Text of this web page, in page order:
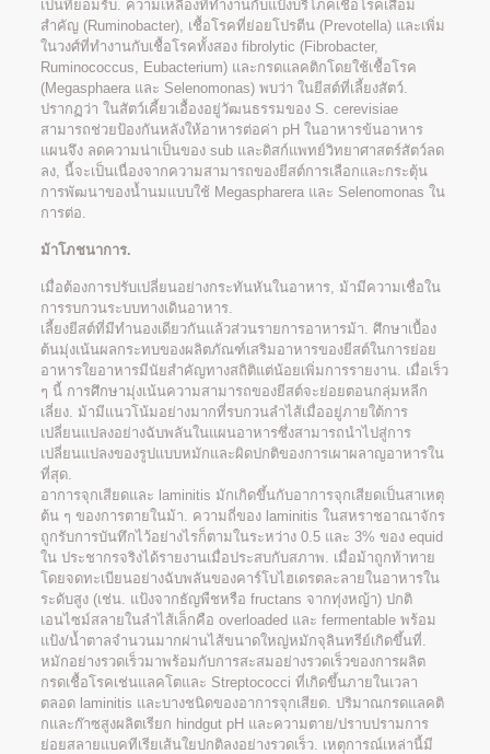
เป็นที่ยอมรับ. ความเหลืองที่ทำงานกับแป้งบริโภคเชื้อโรคเสื่อม
สำคัญ (Ruminobacter), เชื้อโรคที่ย่อยโปรตีน (Prevotella) และเพิ่ม
ในวงศ์ที่ทำงานกับเชื้อโรคทั้งสอง fibrolytic (Fibrobacter,
Ruminococcus, Eubacterium) และกรดแลคติกโดยใช้เชื้อโรค
(Megasphaera และ Selenomonas) พบว่า ในยีสต์ที่เลี้ยงสัตว์.
ปรากฏว่า ในสัตว์เคี้ยวเอื้องอยู่วัฒนธรรมของ S. cerevisiae
สามารถช่วยป้องกันหลังให้อาหารต่อค่า pH ในอาหารข้นอาหาร
แผนจึง ลดความน่าเป็นของ sub และดิสก์แพทย์วิทยาศาสตร์สัตว์ลด
ลง, นี้จะเป็นเนื่องจากความสามารถของยีสต์การเลือกและกระตุ้น
การพัฒนาของน้ำนมแบบใช้ Megaspharera และ Selenomonas ใน
การต่อ.
ม้าโภชนาการ.
เมื่อต้องการปรับเปลี่ยนอย่างกระทันหันในอาหาร, ม้ามีความเชื่อใน
การรบกวนระบบทางเดินอาหาร.
เลี้ยงยีสต์ที่มีทำนองเดียวกันแล้วส่วนรายการอาหารม้า. ศึกษาเบื้อง
ต้นมุ่งเน้นผลกระทบของผลิตภัณฑ์เสริมอาหารของยีสต์ในการย่อย
อาหารใยอาหารมีนัยสำคัญทางสถิติแต่น้อยเพิ่มการรายงาน. เมื่อเร็ว
ๆ นี้ การศึกษามุ่งเน้นความสามารถของยีสต์จะย่อยตอนกลุ่มหลีก
เลี่ยง. ม้ามีแนวโน้มอย่างมากที่รบกวนลำไส้เมื่ออยู่ภายใต้การ
เปลี่ยนแปลงอย่างฉับพลันในแผนอาหารซึ่งสามารถนำไปสู่การ
เปลี่ยนแปลงของรูปแบบหมักและผิดปกติของการเผาผลาญอาหารใน
ที่สุด.
อาการจุกเสียดและ laminitis มักเกิดขึ้นกับอาการจุกเสียดเป็นสาเหตุ
ต้น ๆ ของการตายในม้า. ความถี่ของ laminitis ในสหราชอาณาจักร
ถูกรับการบันทึกไว้อย่างไรก็ตามในระหว่าง 0.5 และ 3% ของ equid
ใน ประชากรจริงได้รายงานเมื่อประสบกับสภาพ. เมื่อม้าถูกท้าทาย
โดยจดทะเบียนอย่างฉับพลันของคาร์โบไฮเดรตละลายในอาหารใน
ระดับสูง (เช่น. แป้งจากธัญพืชหรือ fructans จากทุ่งหญ้า) ปกติ
เอนไซม์สลายในลำไส้เล็กคือ overloaded และ fermentable พร้อม
แป้ง/น้ำตาลจำนวนมากผ่านไส้ขนาดใหญ่หมักจุลินทรีย์เกิดขึ้นที่.
หมักอย่างรวดเร็วมาพร้อมกับการสะสมอย่างรวดเร็วของการผลิต
กรดเชื้อโรคเช่นแลคโตและ Streptococci ที่เกิดขึ้นภายในเวลา
ตลอด laminitis และบางชนิดของอาการจุกเสียด. ปริมาณกรดแลคติ
กและก๊าซสูงผลิตเรียก hindgut pH และความตาย/ปราบปรามการ
ย่อยสลายแบคทีเรียเส้นใยปกติลงอย่างรวดเร็ว. เหตุการณ์เหล่านี้มี